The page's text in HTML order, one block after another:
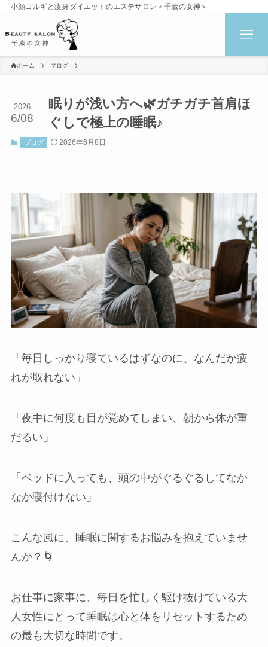
小顔コルギと痩身ダイエットのエステサロン＜千歳の女神＞
ホーム ブログ
眠りが浅い方へ🌿ガチガチ首肩ほ
ぐしで極上の睡眠♪
2026
6/08
ブログ 2026年6月8日
「毎日しっかり寝ているはずなのに、なんだか疲
れが取れない」
「夜中に何度も目が覚めてしまい、朝から体が重
だるい」
「ベッドに入っても、頭の中がぐるぐるしてなか
なか寝付けない」
こんな風に、睡眠に関するお悩みを抱えていませ
んか？🌀
お仕事に家事に、毎日を忙しく駆け抜けている大
人女性にとって睡眠は心と体をリセットするため
の最も大切な時間です。
店舗一覧
西尾本店
三河安城店
久屋大通店
刈谷店